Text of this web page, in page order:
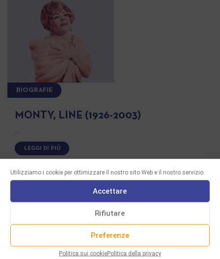
Utilizziamo i cookie per ottimizzare il nostro sito Web e il nostro servizio.
Accettare
Rifiutare
Preferenze
Politica sui cookiePolitica della privacy
BIOGRAFIE
MONTY, LINE (1926-2003)
…
LEGGI DI PIÙ